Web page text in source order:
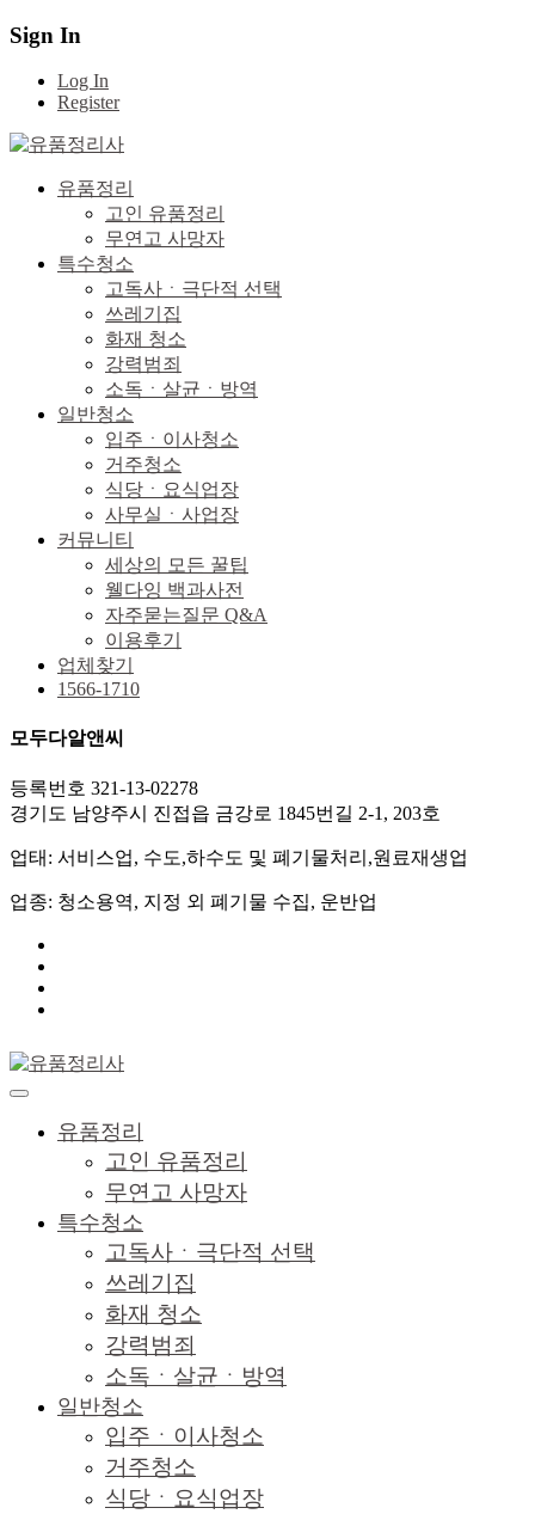
Sign In
Log In
Register
유품정리
고인 유품정리
무연고 사망자
특수청소
고독사ㆍ극단적 선택
쓰레기집
화재 청소
강력범죄
소독ㆍ살균ㆍ방역
일반청소
입주ㆍ이사청소
거주청소
식당ㆍ요식업장
사무실ㆍ사업장
커뮤니티
세상의 모든 꿀팁
웰다잉 백과사전
자주묻는질문 Q&A
이용후기
업체찾기
1566-1710
모두다알앤씨
등록번호 321-13-02278
경기도 남양주시 진접읍 금강로 1845번길 2-1, 203호
업태: 서비스업, 수도,하수도 및 폐기물처리,원료재생업
업종: 청소용역, 지정 외 폐기물 수집, 운반업
유품정리
고인 유품정리
무연고 사망자
특수청소
고독사ㆍ극단적 선택
쓰레기집
화재 청소
강력범죄
소독ㆍ살균ㆍ방역
일반청소
입주ㆍ이사청소
거주청소
식당ㆍ요식업장